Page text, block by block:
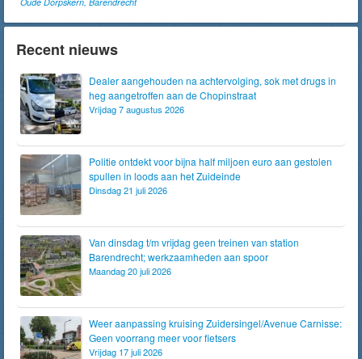
Recent nieuws
Dealer aangehouden na achtervolging, sok met drugs in
heg aangetroffen aan de Chopinstraat
Vrijdag 7 augustus 2026
Politie ontdekt voor bijna half miljoen euro aan gestolen
spullen in loods aan het Zuideinde
Dinsdag 21 juli 2026
Van dinsdag t/m vrijdag geen treinen van station
Barendrecht; werkzaamheden aan spoor
Maandag 20 juli 2026
Weer aanpassing kruising Zuidersingel/Avenue Carnisse:
Geen voorrang meer voor fietsers
Vrijdag 17 juli 2026